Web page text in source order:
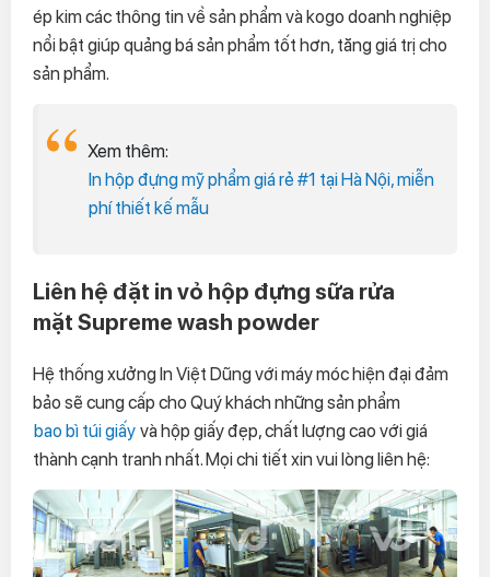
ép kim các thông tin về sản phẩm và kogo doanh nghiệp
nổi bật giúp quảng bá sản phẩm tốt hơn, tăng giá trị cho
sản phẩm.
Xem thêm:
In hộp đựng mỹ phẩm giá rẻ #1 tại Hà Nội, miễn
phí thiết kế mẫu
Liên hệ đặt in vỏ hộp đựng sữa rửa
mặt Supreme wash powder
Hệ thống xưởng In Việt Dũng với máy móc hiện đại đảm
bảo sẽ cung cấp cho Quý khách những sản phẩm
bao bì túi giấy và hộp giấy đẹp, chất lượng cao với giá
thành cạnh tranh nhất. Mọi chi tiết xin vui lòng liên hệ: